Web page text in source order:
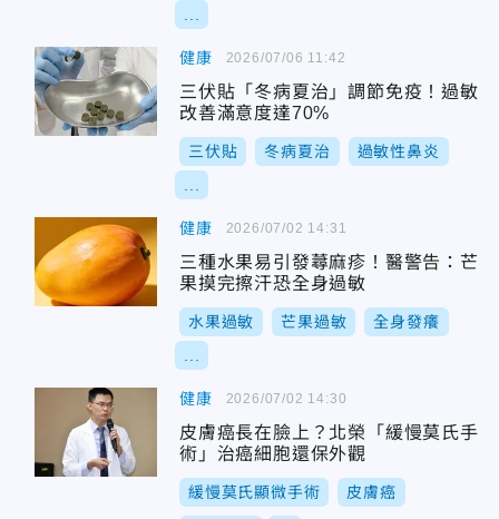
健康
三伏貼「冬病夏治」調節免疫！過敏
改善滿意度達70%
三伏貼 冬病夏治 過敏性鼻炎
2026/07/06 11:42
健康
三種水果易引發蕁麻疹！醫警告：芒
果摸完擦汗恐全身過敏
水果過敏 芒果過敏 全身發癢
2026/07/02 14:31
健康
皮膚癌長在臉上？北榮「緩慢莫氏手
術」治癌細胞還保外觀
緩慢莫氏顯微手術 皮膚癌
2026/07/02 14:30